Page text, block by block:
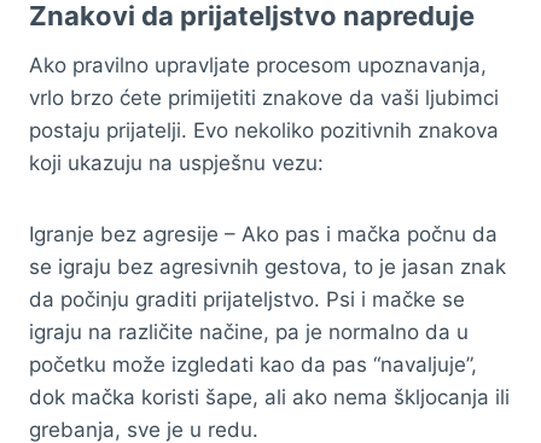
Znakovi da prijateljstvo napreduje
Ako pravilno upravljate procesom upoznavanja,
vrlo brzo ćete primijetiti znakove da vaši ljubimci
postaju prijatelji. Evo nekoliko pozitivnih znakova
koji ukazuju na uspješnu vezu:
Igranje bez agresije – Ako pas i mačka počnu da
se igraju bez agresivnih gestova, to je jasan znak
da počinju graditi prijateljstvo. Psi i mačke se
igraju na različite načine, pa je normalno da u
početku može izgledati kao da pas “navaljuje”,
dok mačka koristi šape, ali ako nema škljocanja ili
grebanja, sve je u redu.